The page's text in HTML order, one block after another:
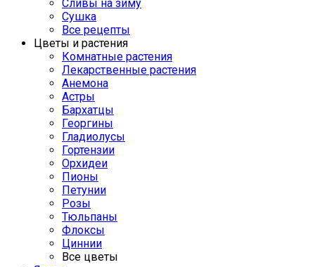
Сливы на зиму
Сушка
Все рецепты
Цветы и растения
Комнатные растения
Лекарственные растения
Анемона
Астры
Бархатцы
Георгины
Гладиолусы
Гортензии
Орхидеи
Пионы
Петунии
Розы
Тюльпаны
Флоксы
Циннии
Все цветы